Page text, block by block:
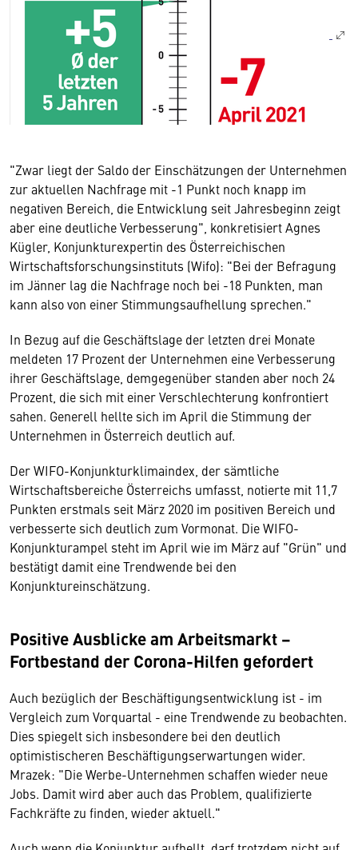
"Zwar liegt der Saldo der Einschätzungen der Unternehmen
zur aktuellen Nachfrage mit -1 Punkt noch knapp im
negativen Bereich, die Entwicklung seit Jahresbeginn zeigt
aber eine deutliche Verbesserung", konkretisiert Agnes
Kügler, Konjunkturexpertin des Österreichischen
Wirtschaftsforschungsinstituts (Wifo): "Bei der Befragung
im Jänner lag die Nachfrage noch bei -18 Punkten, man
kann also von einer Stimmungsaufhellung sprechen."
In Bezug auf die Geschäftslage der letzten drei Monate
meldeten 17 Prozent der Unternehmen eine Verbesserung
ihrer Geschäftslage, demgegenüber standen aber noch 24
Prozent, die sich mit einer Verschlechterung konfrontiert
sahen. Generell hellte sich im April die Stimmung der
Unternehmen in Österreich deutlich auf.
Der WIFO-Konjunkturklimaindex, der sämtliche
Wirtschaftsbereiche Österreichs umfasst, notierte mit 11,7
Punkten erstmals seit März 2020 im positiven Bereich und
verbesserte sich deutlich zum Vormonat. Die WIFO-
Konjunkturampel steht im April wie im März auf "Grün" und
bestätigt damit eine Trendwende bei den
Konjunktureinschätzung.
Positive Ausblicke am Arbeitsmarkt –
Fortbestand der Corona-Hilfen gefordert
Auch bezüglich der Beschäftigungsentwicklung ist - im
Vergleich zum Vorquartal - eine Trendwende zu beobachten.
Dies spiegelt sich insbesondere bei den deutlich
optimistischeren Beschäftigungserwartungen wider.
Mrazek: "Die Werbe-Unternehmen schaffen wieder neue
Jobs. Damit wird aber auch das Problem, qualifizierte
Fachkräfte zu finden, wieder aktuell."